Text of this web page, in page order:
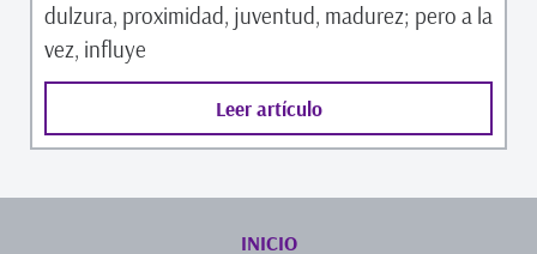
dulzura, proximidad, juventud, madurez; pero a la
vez, influye
Leer artículo
INICIO